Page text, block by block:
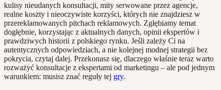
kulisy nieudanych konsultacji, mity serwowane przez agencje,
realne koszty i nieoczywiste korzyści, których nie znajdziesz w
przereklamowanych pitchach reklamowych. Zgłębiamy temat
dogłębnie, korzystając z aktualnych danych, opinii ekspertów i
prawdziwych historii z polskiego rynku. Jeśli zależy Ci na
autentycznych odpowiedziach, a nie kolejnej modnej strategii bez
pokrycia, czytaj dalej. Przekonasz się, dlaczego właśnie teraz warto
rozważyć konsultacje z ekspertami od marketingu – ale pod jednym
warunkiem: musisz znać reguły tej gry.